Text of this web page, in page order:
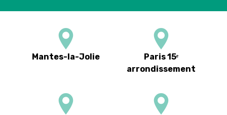
Mantes-la-Jolie
Paris 15ᵉ
arrondissement